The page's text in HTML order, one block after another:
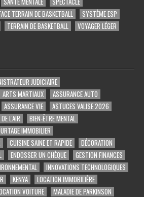
TERRAIN DE BASKETBALL
SYSTÈME ESP
TERRAIN DE BASKETBALL VOYAGER LÉGER
JUDICIAIRE
ARTS MARTIAUX
ASSURANCE AUTO
ASSURANCE VIE
ASTUCES VALISE 2026
L'AIR
BIEN-ÊTRE MENTAL
IMMOBILIER
CUISINE SAINE ET RAPIDE
DÉCORATION
ENDOSSER UN CHÈQUE
GESTION FINANCES
INNOVATIONS TECHNOLOGIQUES
KENYA
LOCATION IMMOBILIÈRE
VOITURE
MALADIE DE PARKINSON